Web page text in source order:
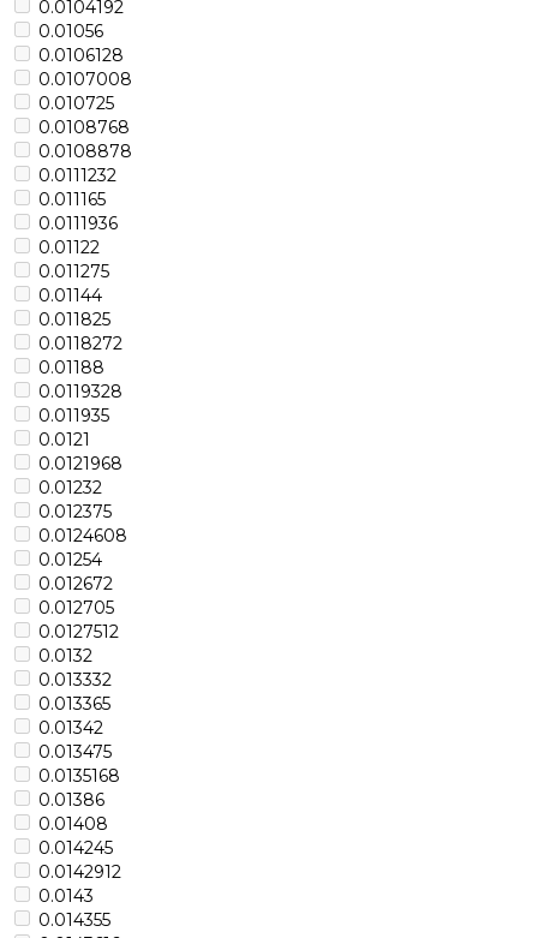
0.0104192
0.01056
0.0106128
0.0107008
0.010725
0.0108768
0.0108878
0.0111232
0.011165
0.0111936
0.01122
0.011275
0.01144
0.011825
0.0118272
0.01188
0.0119328
0.011935
0.0121
0.0121968
0.01232
0.012375
0.0124608
0.01254
0.012672
0.012705
0.0127512
0.0132
0.013332
0.013365
0.01342
0.013475
0.0135168
0.01386
0.01408
0.014245
0.0142912
0.0143
0.014355